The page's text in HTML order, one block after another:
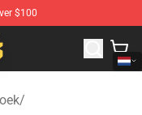
$100
- Official What We
/